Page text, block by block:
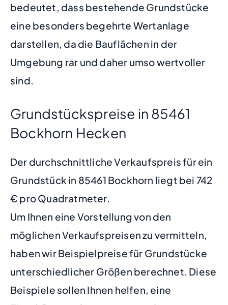
bedeutet, dass bestehende Grundstücke
eine besonders begehrte Wertanlage
darstellen, da die Bauflächen in der
Umgebung rar und daher umso wertvoller
sind.
Grundstückspreise in 85461
Bockhorn Hecken
Der durchschnittliche Verkaufspreis für ein
Grundstück in 85461 Bockhorn liegt bei 742
€ pro Quadratmeter.
Um Ihnen eine Vorstellung von den
möglichen Verkaufspreisen zu vermitteln,
haben wir Beispielpreise für Grundstücke
unterschiedlicher Größen berechnet. Diese
Beispiele sollen Ihnen helfen, eine